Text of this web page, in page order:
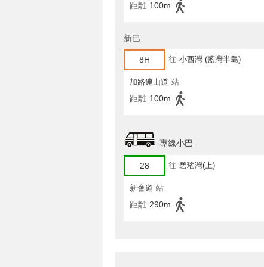
距離 100m
新巴
8H 往 小西灣 (藍灣半島)
加路連山道 站
距離 100m
專線小巴
28 往 碧瑤灣(上)
新會道 站
距離 290m